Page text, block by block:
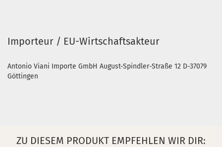
Importeur / EU-Wirtschaftsakteur
Antonio Viani Importe GmbH August-Spindler-Straße 12 D-37079
Göttingen
ZU DIESEM PRODUKT EMPFEHLEN WIR DIR: